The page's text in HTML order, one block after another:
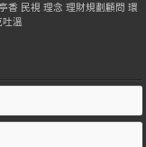
香 民視 理念 理財規劃顧問 環
吐溫